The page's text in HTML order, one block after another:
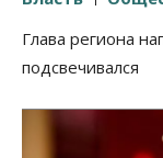
Глава региона
подсвечивался